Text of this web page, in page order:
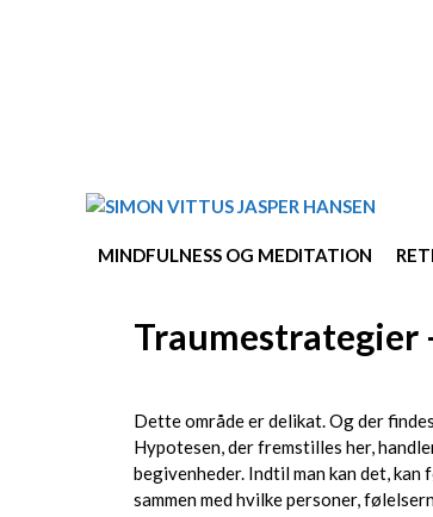
MINDFULNESS OG MEDITATION
Traumestrategier
Dette område er delikat. Og der
Hypotesen, der fremstilles her,
begivenheder. Indtil man kan det,
sammen med hvilke personer,